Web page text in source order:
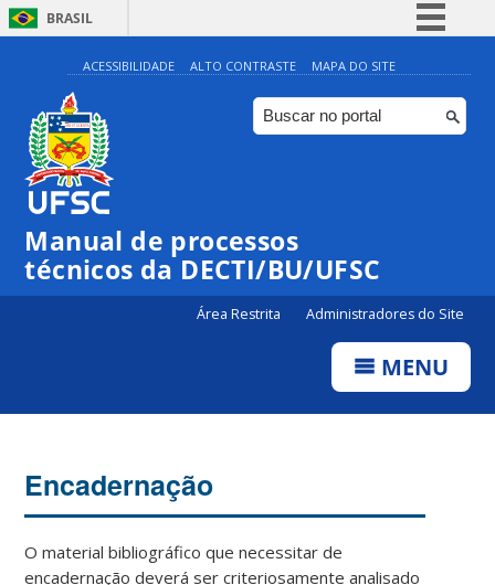
BRASIL
Simplifique!
Comunica BR
Participe
ACESSIBILIDADE ALTO CONTRASTE MAPA DO SITE
Manual de processos
técnicos da DECTI/BU/UFSC
Área Restrita Administradores do Site
MENU
Encadernação
O material bibliográfico que necessitar de
encadernação deverá ser criteriosamente analisado